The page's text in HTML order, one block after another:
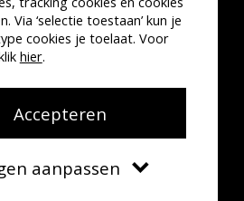
Via ‘selectie toestaan’ kun je
cookies je toelaat. Voor
hier.
Accepteren
aanpassen
Kleine lettertjes
doorThe Cre8ion.Lab